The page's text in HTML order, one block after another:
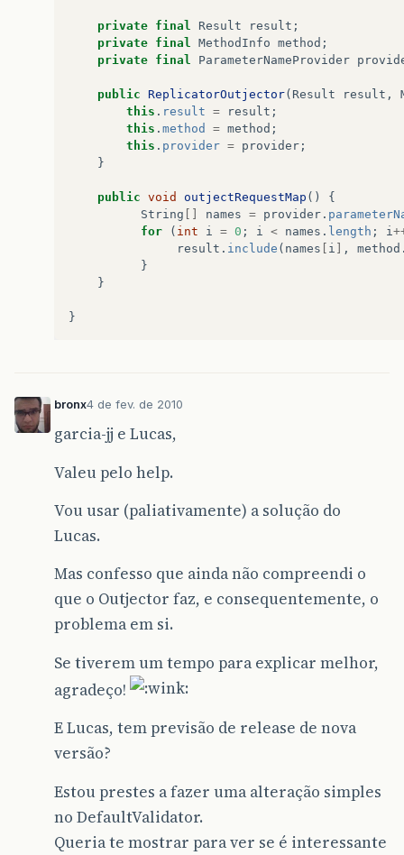
private final Result result ;
private final MethodInfo method ;
private final ParameterNameProvider
public ReplicatorOutjector( Result result ,
this . result = result ;
this . method = method ;
this . provider = provider ;
}
public void outjectRequestMap ()
{
String
names = provider .
for
( int i = 0 ; i < names . length ; i
result . include ( names i , method
}
}
}
bronx4 de fev. de 2010
garcia-jj e Lucas,
Valeu pelo help.
Vou usar (paliativamente) a solução do
Lucas.
Mas confesso que ainda não compreendi o
que o Outjector faz, e consequentemente, o
problema em si.
Se tiverem um tempo para explicar melhor,
agradeço!
E Lucas, tem previsão de release de nova
versão?
Estou prestes a fazer uma alteração simples
no DefaultValidator.
Queria te mostrar para ver se é interessante